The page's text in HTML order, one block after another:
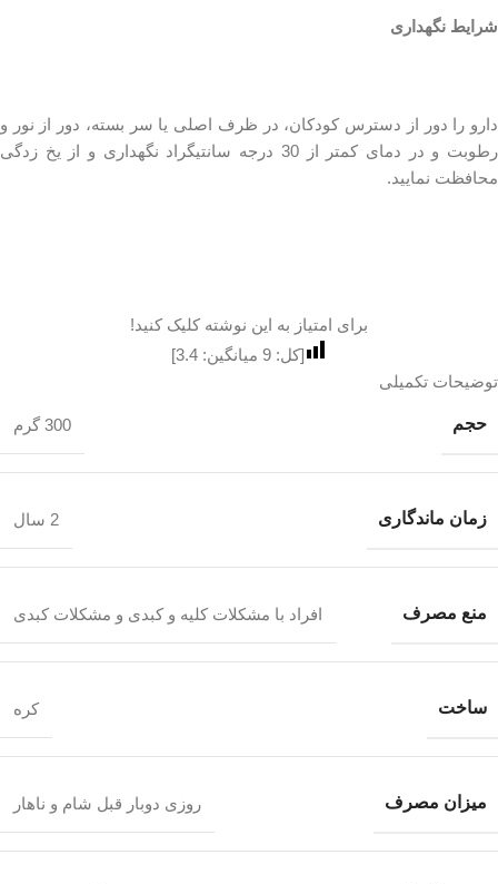
شرایط نگهداری
دارو را دور از دسترس کودکان، در ظرف اصلی یا سر بسته، دور از نور و
رطوبت و در دمای کمتر از 30 درجه سانتیگراد نگهداری و از یخ زدگی
محافظت نمایید.
برای امتیاز به این نوشته کلیک کنید!
[کل: 9 میانگین: 3.4
]
توضیحات تکمیلی
حجم 300 گرم
زمان ماندگاری 2 سال
منع مصرف افراد با مشکلات کلیه و کبدی و مشکلات کبدی
ساخت کره
میزان مصرف روزی دوبار قبل شام و ناهار